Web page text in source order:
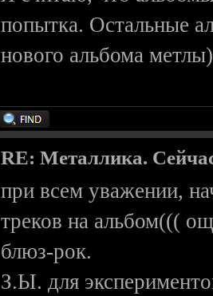
попытка. Остальные
нового альбома метлы)
RE: Металлика.
при всем уважении,
треков на альбом(((
блюз-рок.
З.Ы. для